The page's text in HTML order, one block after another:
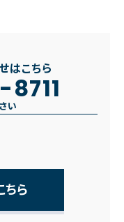
はこちら
い
ちら